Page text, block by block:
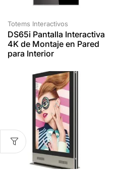
Totems Interactivos
DS65i Pantalla Interactiva
4K de Montaje en Pared
para Interior